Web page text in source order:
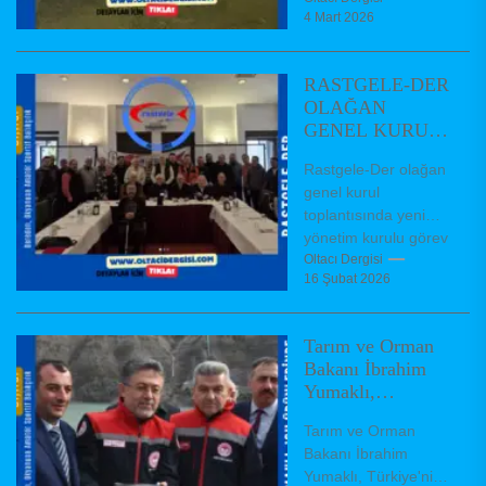
20 kilometrekareye
4 Mart 2026
RASTGELE-DER
OLAĞAN
GENEL KURUL
GERÇEKLEŞTİ
Rastgele-Der olağan
genel kurul
toplantısında yeni
yönetim kurulu görev
dağıiımı
Federasyonumuz
kurulmuş bulunan
Rastgelebalıkçı...
Oltacı Dergisi
16 Şubat 2026
Tarım ve Orman
Bakanı İbrahim
Yumaklı,
2025’te su ürünleri
ihracatı 2,3 milyar
Tarım ve Orman
Bakanı İbrahim
Yumaklı, Türkiye'nin